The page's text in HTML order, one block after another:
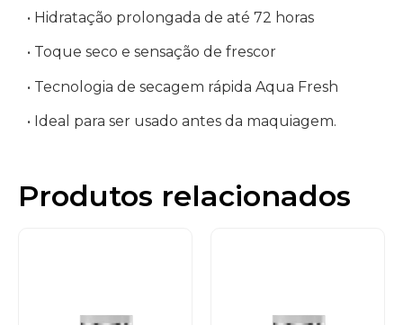
• Hidratação prolongada de até 72 horas
• Toque seco e sensação de frescor
• Tecnologia de secagem rápida Aqua Fresh
• Ideal para ser usado antes da maquiagem.
Produtos relacionados